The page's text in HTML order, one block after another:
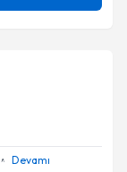
Devamı